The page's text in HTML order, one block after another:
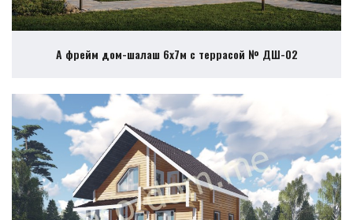
А фрейм дом-шалаш 6х7м с террасой № ДШ-02